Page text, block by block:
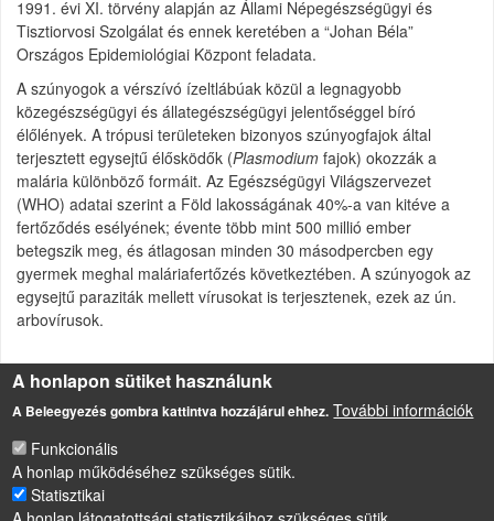
1991. évi XI. törvény alapján az Állami Népegészségügyi és
Tisztiorvosi Szolgálat és ennek keretében a “Johan Béla”
Országos Epidemiológiai Központ feladata.
A szúnyogok a vérszívó ízeltlábúak közül a legnagyobb
közegészségügyi és állategészségügyi jelentőséggel bíró
élőlények. A trópusi területeken bizonyos szúnyogfajok által
terjesztett egysejtű élősködők (Plasmodium fajok) okozzák a
malária különböző formáit. Az Egészségügyi Világszervezet
(WHO) adatai szerint a Föld lakosságának 40%-a van kitéve a
fertőződés esélyének; évente több mint 500 millió ember
betegszik meg, és átlagosan minden 30 másodpercben egy
gyermek meghal maláriafertőzés következtében. A szúnyogok az
egysejtű paraziták mellett vírusokat is terjesztenek, ezek az ún.
arbovírusok.
Forrás
http://szunyog.uw.hu/7_modszertanilevel.htm
LÁBLÉC
A honlapon sütiket használunk
A Beleegyezés gombra kattintva hozzájárul ehhez. További információk
Funkcionális
A honlap működéséhez szükséges sütik.
Statisztikai